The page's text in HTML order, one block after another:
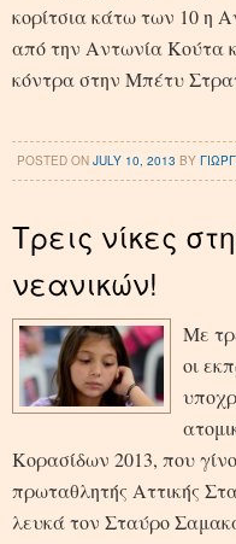
κορίτσια κάτω των 10 η
από την Αντωνία Κούτα
κόντρα στην Μπέτυ
POSTED ONJULY 10, 2013 BY
Τρεις νίκες
νεανικών!
Με
οι
Κορασίδων 2013, που
πρωταθλητής Αττικής
λευκά τον Σταύρο